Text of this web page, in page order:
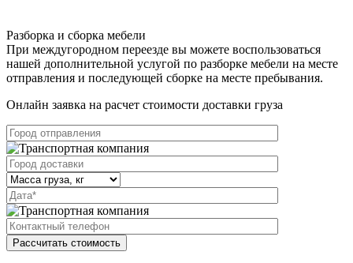
Разборка и сборка мебели
При междугородном переезде вы можете воспользоваться
нашей дополнительной услугой по разборке мебели на месте
отправления и последующей сборке на месте пребывания.
Онлайн заявка на расчет стоимости доставки груза
Рассчитать стоимость